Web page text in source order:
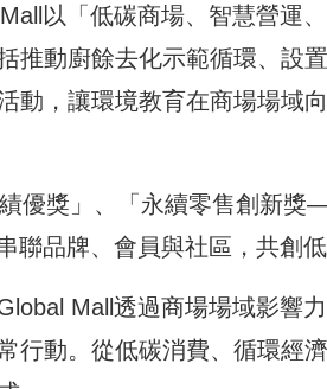
以「低碳商場、智慧營運
推動廚餘去化示範循環、設
動，讓環境教育在商場場域
優獎」、「永續零售創新獎
品牌、會員與社區，共創低
Mall透過商場場域影響
行動。從低碳消費、循環經